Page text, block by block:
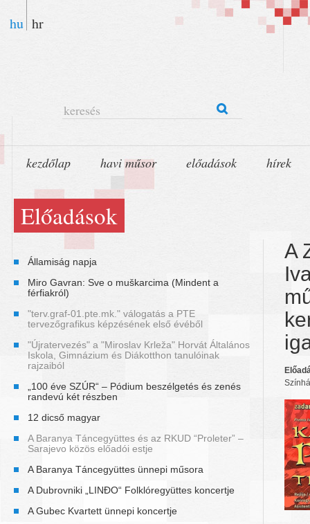
hu hr
keresés
kezdőlap havi műsor előadások hírek
Előadások
Államiság napja
Miro Gavran: Sve o muškarcima (Mindent a
férfiakról)
"terv.graf-01.pte.mk." válogatás a PTE
tervezőgrafikus képzésének első évéből
"Újratervezés" a "Miroslav Krleža" Horvát Általános
Iskola, Gimnázium és Diákotthon tanulóinak
rajzaiból
„100 éve SZÚR“ – Pódium beszélgetés és zenés
randevú két részben
12 dicső magyar
A Baranya Táncegyüttes és az RKUD “Proleter” –
Sarajevo közös előadói estje
A Baranya Táncegyüttes ünnepi műsora
A Dubrovniki „LINĐO“ Folklóregyüttes koncertje
A Gubec Kvartett ünnepi koncertje
A